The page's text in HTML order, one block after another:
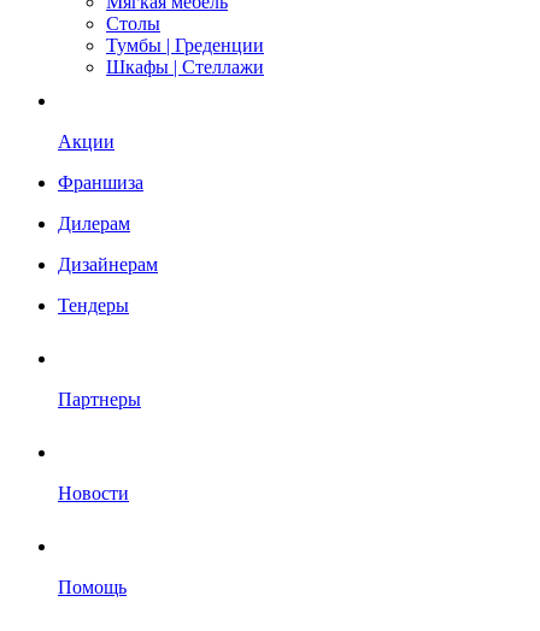
Столы
Тумбы | Греденции
Шкафы | Стеллажи
Акции
Франшиза
Дилерам
Дизайнерам
Тендеры
Партнеры
Новости
Помощь